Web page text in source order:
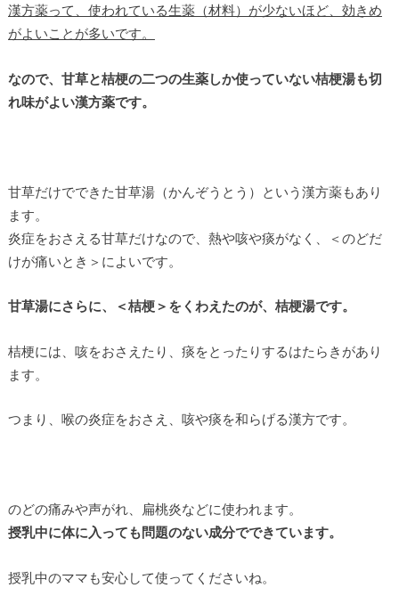
漢方薬って、使われている生薬（材料）が少ないほど、効きめ
がよいことが多いです。
なので、甘草と桔梗の二つの生薬しか使っていない桔梗湯も切
れ味がよい漢方薬です。
甘草だけでできた甘草湯（かんぞうとう）という漢方薬もあり
ます。
炎症をおさえる甘草だけなので、熱や咳や痰がなく、＜のどだ
けが痛いとき＞によいです。
甘草湯にさらに、＜桔梗＞をくわえたのが、桔梗湯です。
桔梗には、咳をおさえたり、痰をとったりするはたらきがあり
ます。
つまり、喉の炎症をおさえ、咳や痰を和らげる漢方です。
のどの痛みや声がれ、扁桃炎などに使われます。
授乳中に体に入っても問題のない成分でできています。
授乳中のママも安心して使ってくださいね。